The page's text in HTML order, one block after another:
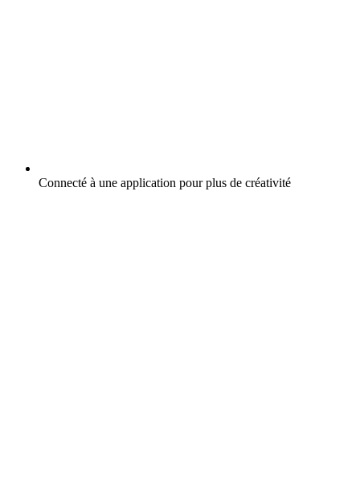
Connecté à une application pour plus de créativité